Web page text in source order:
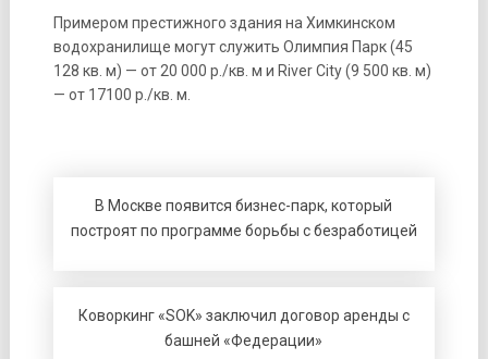
Примером престижного здания на Химкинском
водохранилище могут служить Олимпия Парк (45
128 кв. м) — от 20 000 р./кв. м и River City (9 500 кв. м)
— от 17100 р./кв. м.
В Москве появится бизнес-парк, который
построят по программе борьбы с безработицей
Коворкинг «SOK» заключил договор аренды с
башней «Федерации»